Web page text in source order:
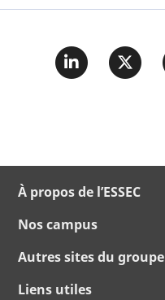
À propos de l’ESSEC
Nos campus
Autres sites du groupe
Liens utiles